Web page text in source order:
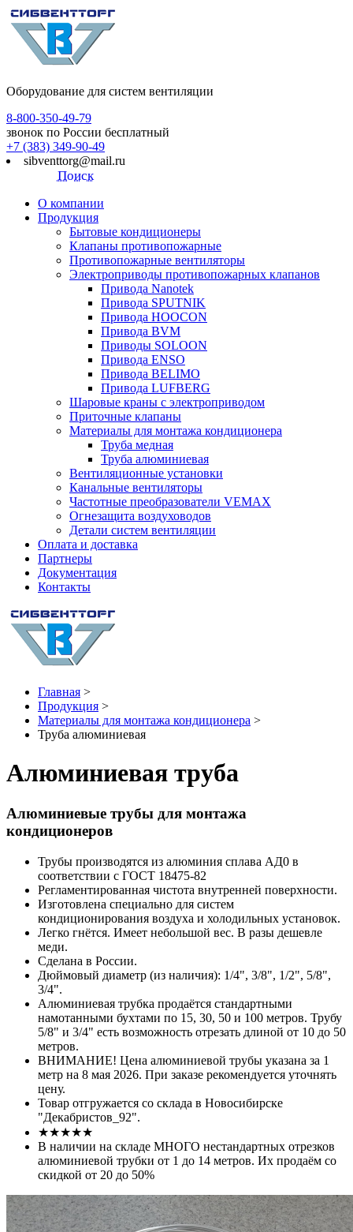
Оборудование для систем вентиляции
8-800-350-49-79
звонок по России бесплатный
+7 (383) 349-90-49
sibventtorg@mail.ru
Поиск
О компании
Продукция
Бытовые кондиционеры
Клапаны противопожарные
Противопожарные вентиляторы
Электроприводы противопожарных клапанов
Привода Nanotek
Привода SPUTNIK
Привода HOOCON
Привода BVM
Приводы SOLOON
Привода ENSO
Привода BELIMO
Привода LUFBERG
Шаровые краны с электроприводом
Приточные клапаны
Материалы для монтажа кондиционера
Труба медная
Труба алюминиевая
Вентиляционные установки
Канальные вентиляторы
Частотные преобразователи VEMAX
Огнезащита воздуховодов
Детали систем вентиляции
Оплата и доставка
Партнеры
Документация
Контакты
Главная >
Продукция >
Материалы для монтажа кондиционера >
Труба алюминиевая
Алюминиевая труба
Алюминиевые трубы для монтажа
кондиционеров
Трубы производятся из алюминия сплава АД0 в
соответствии с ГОСТ 18475-82
Регламентированная чистота внутренней поверхности.
Изготовлена специально для систем
кондиционирования воздуха и холодильных установок.
Легко гнётся. Имеет небольшой вес. В разы дешевле
меди.
Сделана в России.
Дюймовый диаметр (из наличия): 1/4", 3/8", 1/2", 5/8",
3/4".
Алюминиевая трубка продаётся стандартными
намотанными бухтами по 15, 30, 50 и 100 метров. Трубу
5/8" и 3/4" есть возможность отрезать длиной от 10 до 50
метров.
ВНИМАНИЕ! Цена алюминиевой трубы указана за 1
метр на 8 мая 2026. При заказе рекомендуется уточнять
цену.
Товар отгружается со склада в Новосибирске
"Декабристов_92".
★★★★★
В наличии на складе МНОГО нестандартных отрезков
алюминиевой трубки от 1 до 14 метров. Их продаём со
скидкой от 20 до 50%